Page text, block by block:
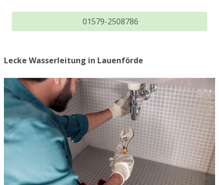
01579-2508786
Lecke Wasserleitung in Lauenförde